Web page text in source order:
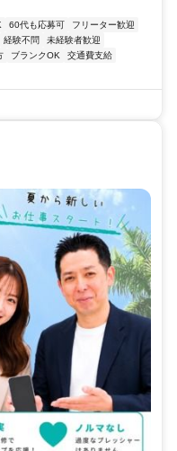
60代も応募可
フリーター歓迎
経験不問
未経験者歓迎
ブランクOK
交通費支給